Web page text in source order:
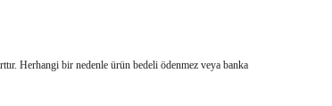
Herhangi bir nedenle ürün bedeli ödenmez veya banka